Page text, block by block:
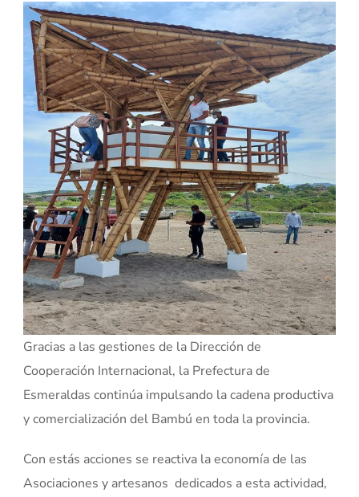
Gracias a las gestiones de la Dirección de
Cooperación Internacional, la Prefectura de
Esmeraldas continúa impulsando la cadena productiva
y comercialización del Bambú en toda la provincia.
Con estás acciones se reactiva la economía de las
Asociaciones y artesanos dedicados a esta actividad,